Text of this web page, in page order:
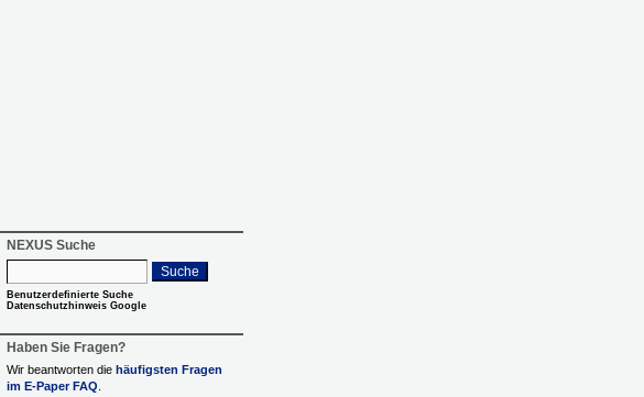
NEXUS Suche
Suche
Benutzerdefinierte Suche
Datenschutzhinweis Google
Haben Sie Fragen?
Wir beantworten die häufigsten Fragen
im E-Paper FAQ